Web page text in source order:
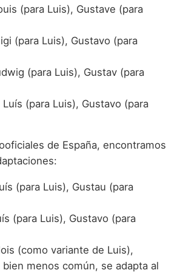
(para Luis), Gustave (para
(para Luis), Gustavo (para
(para Luis), Gustav (para
Luís (para Luis), Gustavo (para
de España, encontramos
(para Luis), Gustau (para
(para Luis), Gustavo (para
(como variante de Luis),
bien menos común, se adapta al